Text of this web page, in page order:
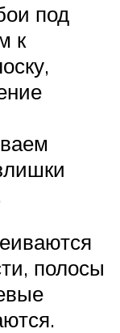
под
к
полосы